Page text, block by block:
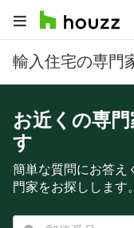
輸入住宅の専門
お近くの専
す
簡単な質問にお答え
門家をお探しします。